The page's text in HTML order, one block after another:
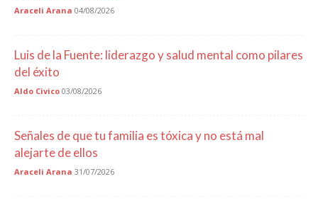
Araceli Arana 04/08/2026
Luis de la Fuente: liderazgo y salud mental como pilares
del éxito
Aldo Civico 03/08/2026
Señales de que tu familia es tóxica y no está mal
alejarte de ellos
Araceli Arana 31/07/2026